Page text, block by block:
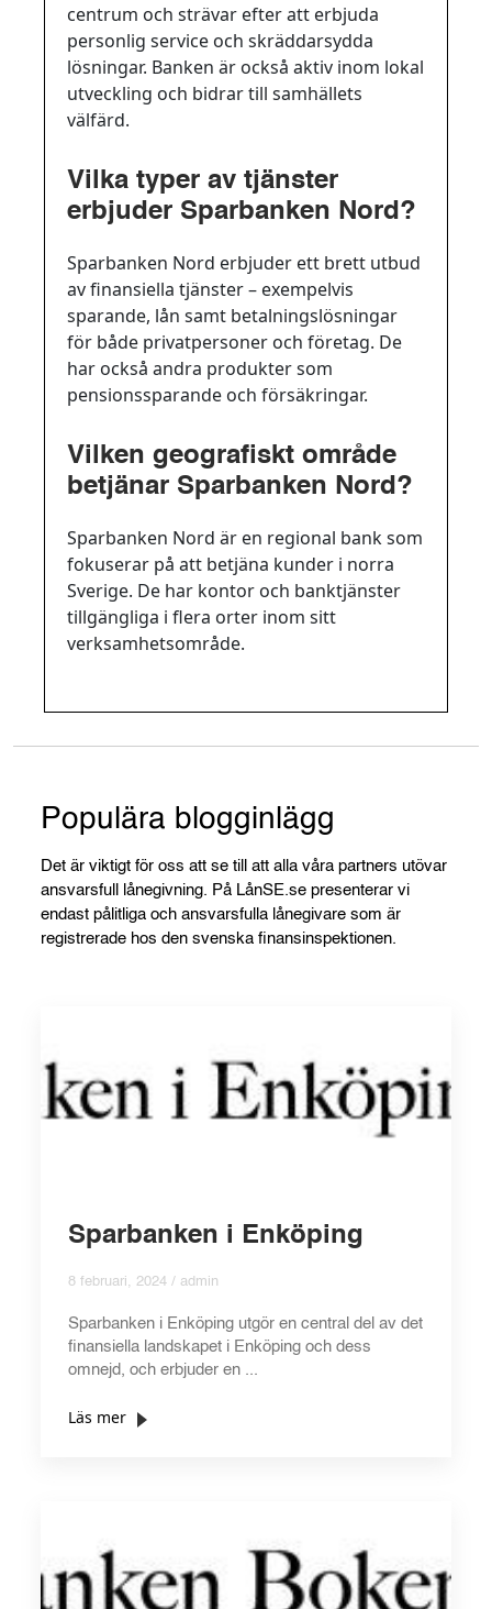
centrum och strävar efter att erbjuda
personlig service och skräddarsydda
lösningar. Banken är också aktiv inom lokal
utveckling och bidrar till samhällets
välfärd.
Vilka typer av tjänster
erbjuder Sparbanken Nord?
Sparbanken Nord erbjuder ett brett utbud
av finansiella tjänster – exempelvis
sparande, lån samt betalningslösningar
för både privatpersoner och företag. De
har också andra produkter som
pensionssparande och försäkringar.
Vilken geografiskt område
betjänar Sparbanken Nord?
Sparbanken Nord är en regional bank som
fokuserar på att betjäna kunder i norra
Sverige. De har kontor och banktjänster
tillgängliga i flera orter inom sitt
verksamhetsområde.
Populära blogginlägg
Det är viktigt för oss att se till att alla våra partners utövar
ansvarsfull lånegivning. På LånSE.se presenterar vi
endast pålitliga och ansvarsfulla lånegivare som är
registrerade hos den svenska finansinspektionen.
Sparbanken i Enköping
8 februari, 2024 / admin
Sparbanken i Enköping utgör en central del av det
finansiella landskapet i Enköping och dess
omnejd, och erbjuder en ...
Läs mer